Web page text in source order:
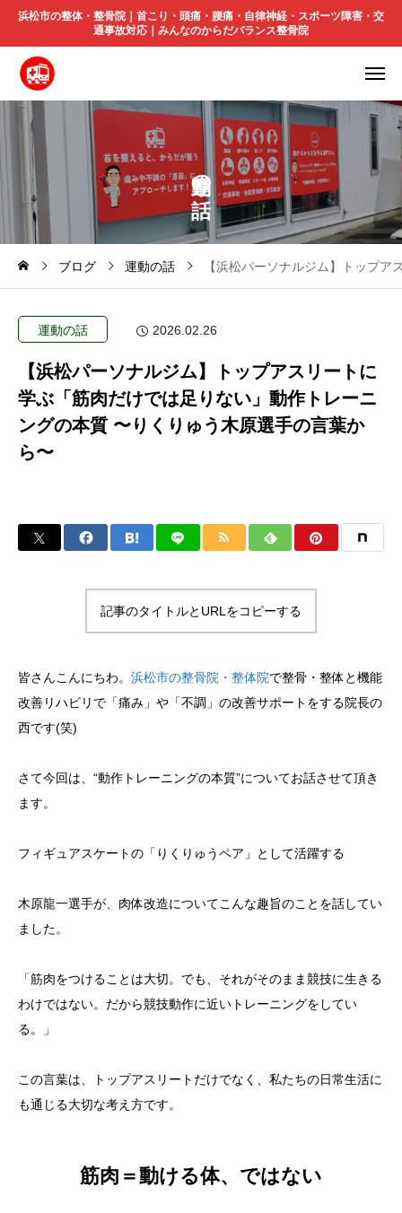
浜松市の整体・整骨院｜首こり・頭痛・腰痛・自律神経・スポーツ障害・交
通事故対応｜みんなのからだバランス整骨院
の
ブログ 運動の話 【浜松パーソナルジム】トップ
運動の話 2026.02.26
【浜松パーソナルジム】トップアスリートに
学ぶ「筋肉だけでは足りない」動作トレーニ
ングの本質 〜りくりゅう木原選手の言葉か
ら〜
記事のタイトルとURLをコピーする
皆さんこんにちわ。 浜松市の整骨院・整体院で整骨・整体と機能
改善リハビリで「痛み」や「不調」の改善サポートをする院長の
西です(笑)
さて今回は、“動作トレーニングの本質”についてお話させて頂き
ます。
フィギュアスケートの「りくりゅうペア」として活躍する
木原龍一選手が、肉体改造についてこんな趣旨のことを話してい
ました。
「筋肉をつけることは大切。でも、それがそのまま競技に生きる
わけではない。だから競技動作に近いトレーニングをしてい
る。」
この言葉は、トップアスリートだけでなく、私たちの日常生活に
も通じる大切な考え方です。
筋肉＝動ける体、ではない